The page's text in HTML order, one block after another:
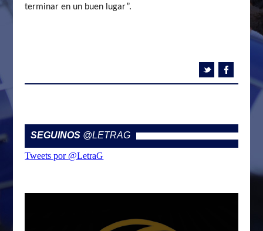
terminar en un buen lugar”.
SEGUINOS @LETRAG
Tweets por @LetraG